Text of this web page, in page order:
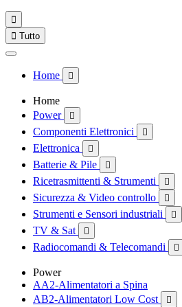

 Tutto
Home 
Home
Power

Componenti Elettronici 
Elettronica 
Batterie & Pile 
Ricetrasmittenti & Strumenti 
Sicurezza & Video controllo 
Strumenti e Sensori industriali 
TV & Sat 
Radiocomandi & Telecomandi 
Power
AA2-Alimentatori a Spina
AB2-Alimentatori Low Cost
